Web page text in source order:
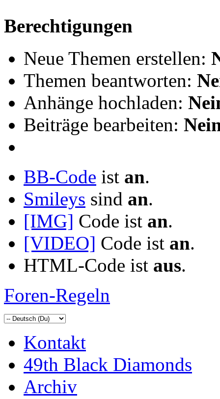
Berechtigungen
Neue Themen erstellen:
Themen beantworten:
Anhänge hochladen:
Beiträge bearbeiten:
BB-Code ist an.
Smileys sind an.
[IMG] Code ist an.
[VIDEO] Code ist an.
HTML-Code ist aus.
Foren-Regeln
Kontakt
49th Black Diamonds
Archiv